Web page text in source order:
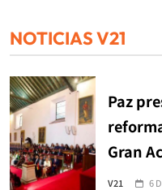
NOTICIAS V21
Paz
Gran
V21 6